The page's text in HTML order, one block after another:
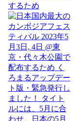
するため